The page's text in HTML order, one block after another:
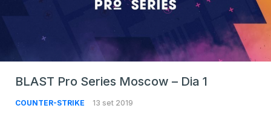
BLAST Pro Series Moscow – Dia 1
COUNTER-STRIKE 13 set 2019